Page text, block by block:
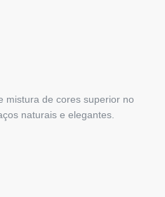
mistura de cores superior no
naturais e elegantes.